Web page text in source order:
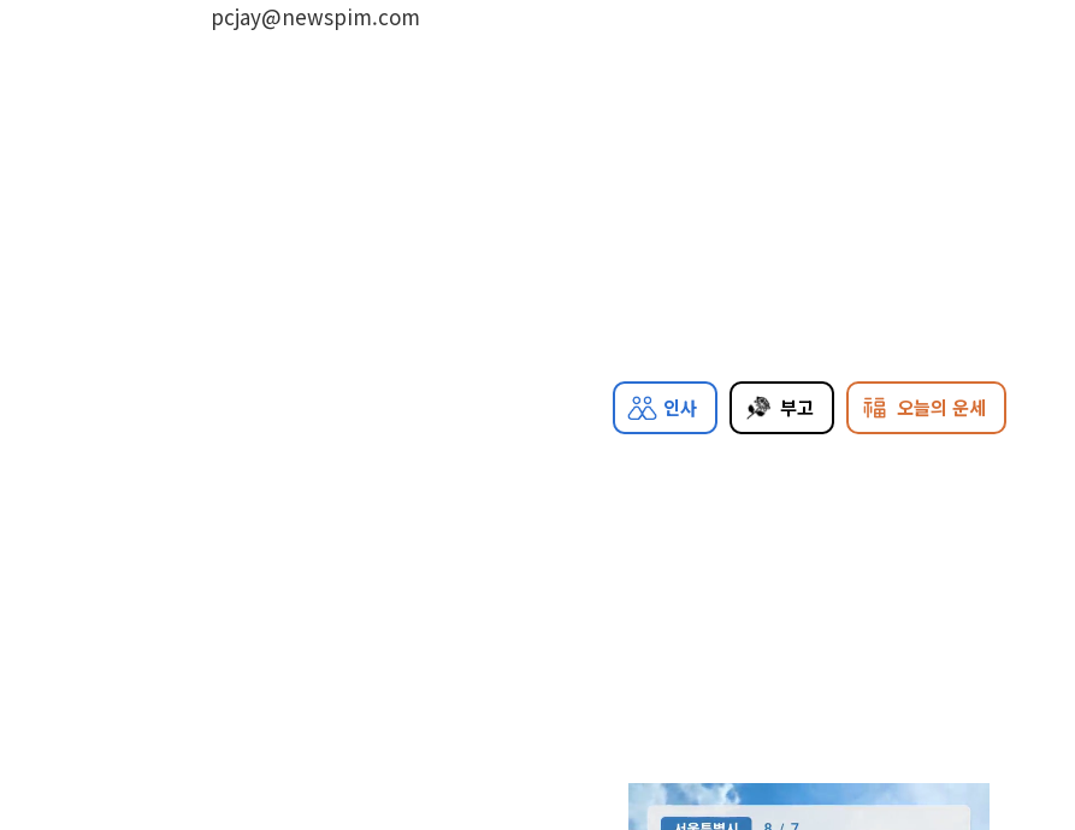
pcjay@newspim.com
인사 부고 오늘의 운세